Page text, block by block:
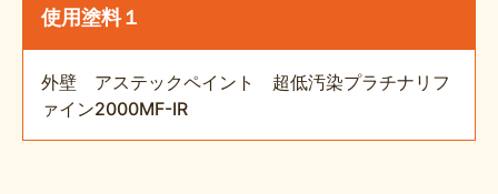
使用塗料１
外壁 アステックペイント 超低汚染プラチナリフ
ァイン2000MF-IR